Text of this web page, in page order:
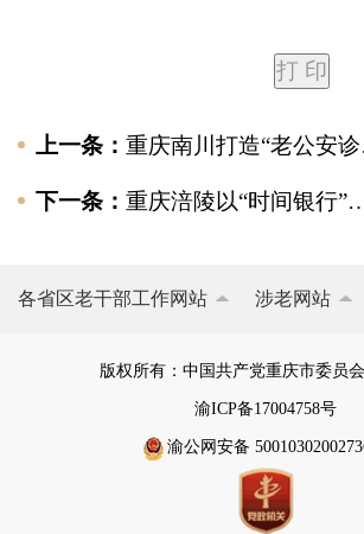
打 印
上一条： 重庆南川打造“老公安诊室”老党员工作室助力基层治理
下一条： 重庆涪陵以“时间银行”为抓手提升老干部志愿服务质效
各省区老干部工作网站 涉老网站
版权所有：中国共产党重庆市委员
渝ICP备17004758号
渝公网安备